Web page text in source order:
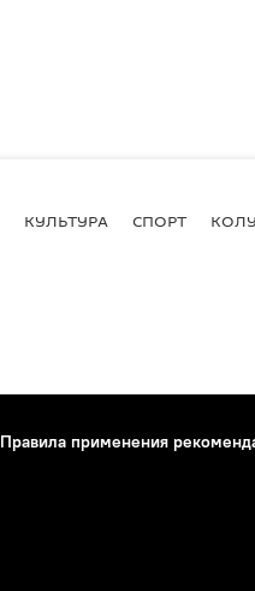
КУЛЬТУРА СПОРТ
Правила применения